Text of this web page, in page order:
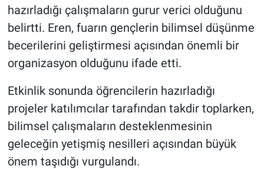
hazırladığı çalışmaların gurur verici olduğunu
belirtti. Eren, fuarın gençlerin bilimsel düşünme
becerilerini geliştirmesi açısından önemli bir
organizasyon olduğunu ifade etti.
Etkinlik sonunda öğrencilerin hazırladığı
projeler katılımcılar tarafından takdir toplarken,
bilimsel çalışmaların desteklenmesinin
geleceğin yetişmiş nesilleri açısından büyük
önem taşıdığı vurgulandı.